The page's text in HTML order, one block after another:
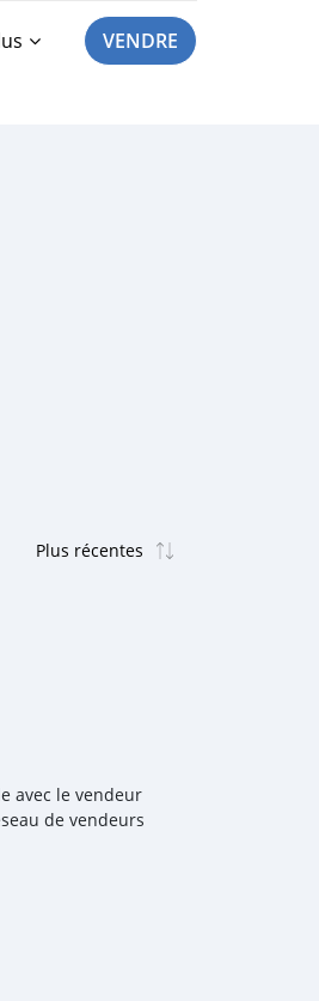
VENDRE
avec le vendeur
de vendeurs